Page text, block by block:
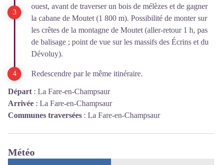
ouest, avant de traverser un bois de mélèzes et de gagner
la cabane de Moutet (1 800 m). Possibilité de monter sur
les crêtes de la montagne de Moutet (aller-retour 1 h, pas
de balisage ; point de vue sur les massifs des Écrins et du
Dévoluy).
Redescendre par le même itinéraire.
Départ : La Fare-en-Champsaur
Arrivée : La Fare-en-Champsaur
Communes traversées : La Fare-en-Champsaur
Météo